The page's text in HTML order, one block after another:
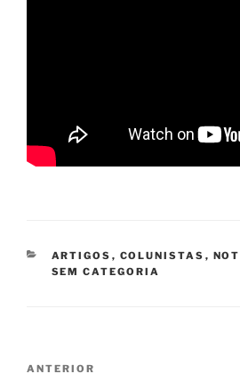
CATEGORIAS
ARTIGOS , COLUNISTAS ,
SEM CATEGORIA
Post
ANTERIOR